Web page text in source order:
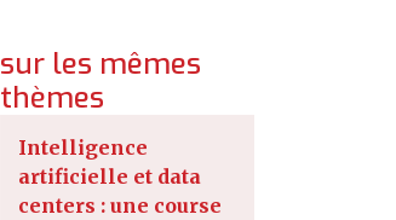
sur les mêmes
thèmes
Intelligence
artificielle et data
centers : une course